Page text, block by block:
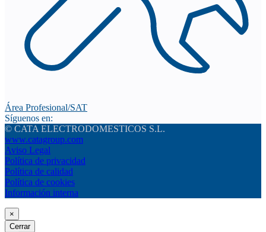
Área Profesional/SAT
Síguenos en:
© CATA ELECTRODOMESTICOS S.L.
www.catagroup.com
Aviso Legal
Política de privacidad
Política de calidad
Política de cookies
Información interna
×
Cerrar